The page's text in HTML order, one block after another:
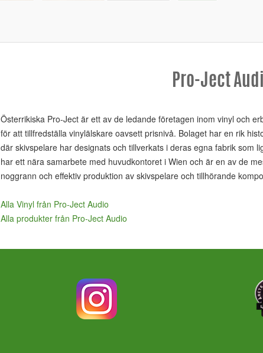
Pro-Ject
Österrikiska Pro-Ject är ett av de ledande företagen inom vinyl och
för att tillfredställa vinylälskare oavsett prisnivå. Bolaget har en rik
där skivspelare har designats och tillverkats i deras egna fabrik som
har ett nära samarbete med huvudkontoret i Wien och är en av de
noggrann och effektiv produktion av skivspelare och tillhörande
Alla Vinyl från Pro-Ject Audio
Alla produkter från Pro-Ject Audio